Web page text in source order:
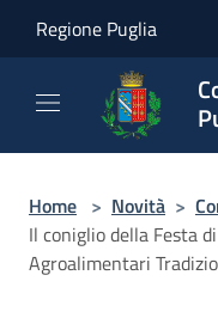
Regione Puglia
Home > Novità >
Il coniglio della Festa
Agroalimentari